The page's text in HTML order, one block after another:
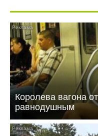
Королева вагона
равнодушным